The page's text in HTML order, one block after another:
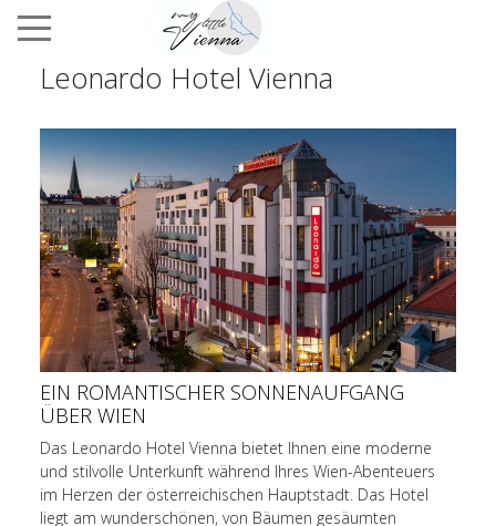
Leonardo Hotel Vienna
EIN ROMANTISCHER SONNENAUFGANG
ÜBER WIEN
Das Leonardo Hotel Vienna bietet Ihnen eine moderne
und stilvolle Unterkunft während Ihres Wien-Abenteuers
im Herzen der österreichischen Hauptstadt. Das Hotel
liegt am wunderschönen, von Bäumen gesäumten